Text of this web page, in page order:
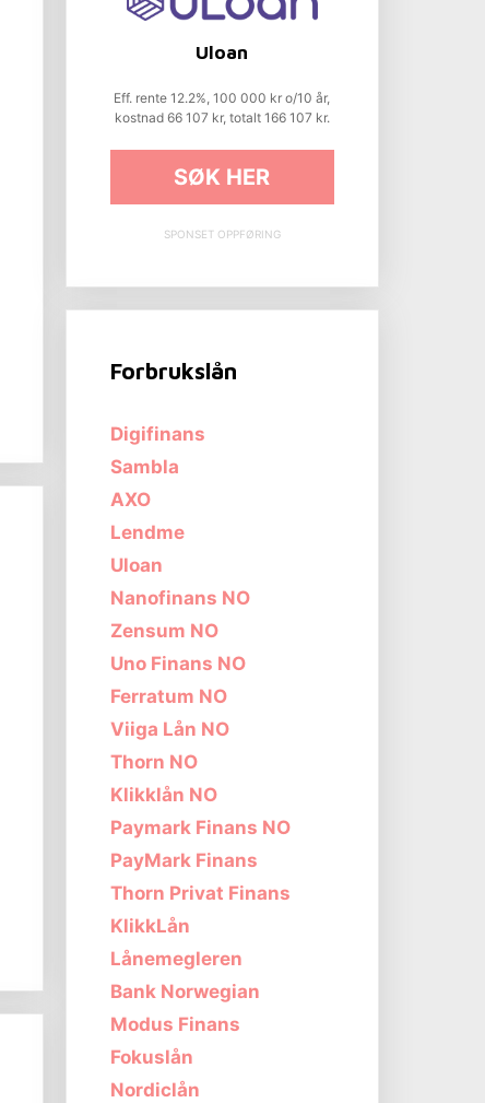
Uloan
Eff. rente 12.2%, 100 000 kr o/10 år,
kostnad 66 107 kr, totalt 166 107 kr.
SØK HER
SPONSET OPPFØRING
Forbrukslån
Digifinans
Sambla
AXO
Lendme
Uloan
Nanofinans NO
Zensum NO
Uno Finans NO
Ferratum NO
Viiga Lån NO
Thorn NO
Klikklån NO
Paymark Finans NO
PayMark Finans
Thorn Privat Finans
KlikkLån
Lånemegleren
Bank Norwegian
Modus Finans
Fokuslån
Nordiclån